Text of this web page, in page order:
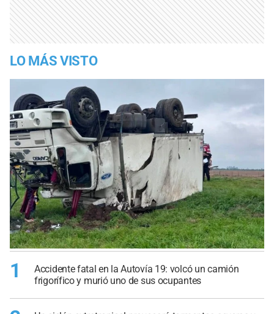
LO MÁS VISTO
1
Accidente fatal en la Autovía 19: volcó un camión
frigorífico y murió uno de sus ocupantes